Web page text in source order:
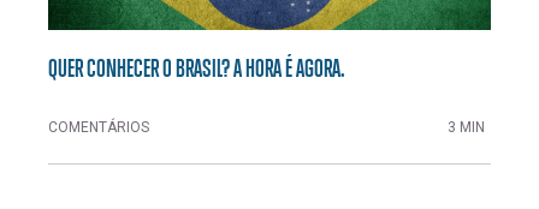
QUER CONHECER O BRASIL? A HORA É AGORA.
COMENTÁRIOS 3 MIN